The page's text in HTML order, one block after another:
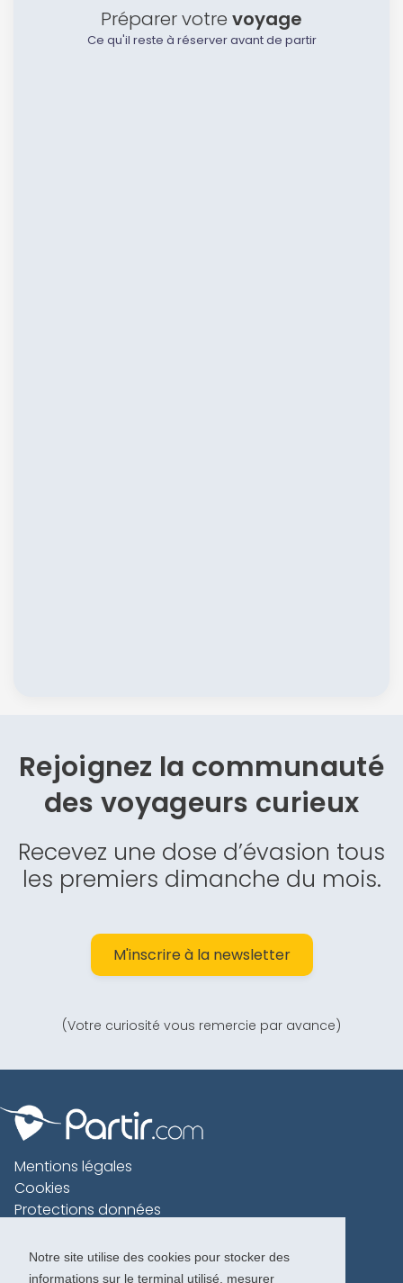
Notre site utilise des cookies pour stocker des
informations sur le terminal utilisé, mesurer
Préparer votre voyage
Ce qu'il reste à réserver avant de partir
Rejoignez la communauté
desvoyageurs curieux
Recevez une dose d’évasion tous
les premiers dimanche du mois.
M'inscrire à la newsletter
(Votre curiosité vous remercie par avance)
Mentions légales
Cookies
Protections données
Charte voyageur